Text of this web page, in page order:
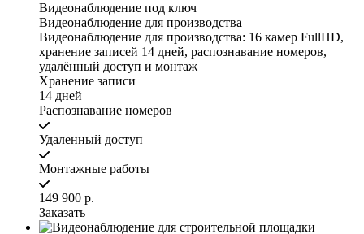
Видеонаблюдение под ключ
Видеонаблюдение для производства
Видеонаблюдение для производства: 16 камер FullHD,
хранение записей 14 дней, распознавание номеров,
удалённый доступ и монтаж
Хранение записи
14 дней
Распознавание номеров
Удаленный доступ
Монтажные работы
149 900 р.
Заказать